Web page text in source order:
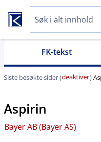
FK-tekst
Siste besøkte sider (deaktiver)
Aspirin
Bayer AB (Bayer AS)